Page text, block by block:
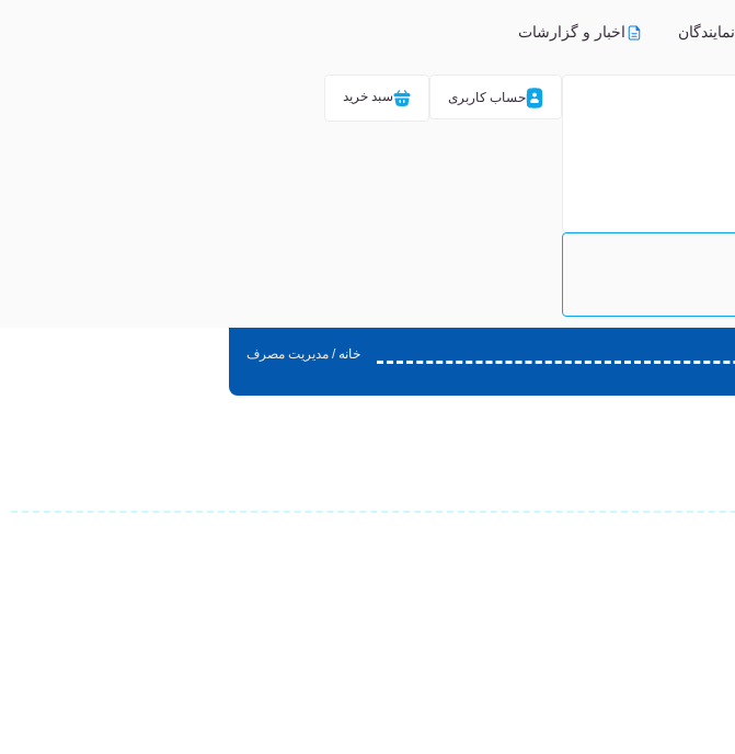
نمایندگان اخبار و گزارشات
حساب کاربری سبد خرید
خانه/ مدیریت مصرف